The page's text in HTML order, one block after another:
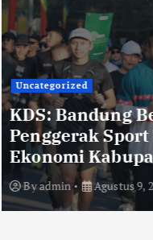
Lingkungan
KRYD
Kabupaten
Cegah Begal
Byadmin Agustus